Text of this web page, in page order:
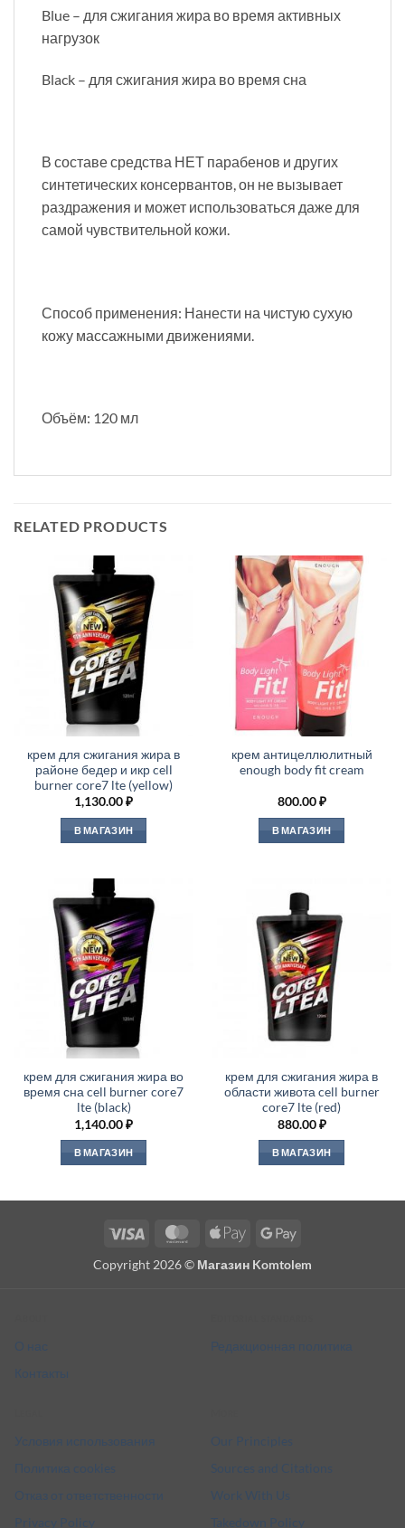
Blue – для сжигания жира во время активных
нагрузок
Black – для сжигания жира во время сна
В составе средства НЕТ парабенов и других
синтетических консервантов, он не вызывает
раздражения и может использоваться даже для
самой чувствительной кожи.
Способ применения: Нанести на чистую сухую
кожу массажными движениями.
Объём: 120 мл
RELATED PRODUCTS
крем для сжигания жира в
районе бедер и икр cell
burner core7 lte (yellow)
1,130.00₽
В МАГАЗИН
крем антицеллюлитный
enough body fit cream
800.00₽
В МАГАЗИН
крем для сжигания жира во
время сна cell burner core7
lte (black)
1,140.00₽
В МАГАЗИН
крем для сжигания жира в
области живота cell burner
core7 lte (red)
880.00₽
В МАГАЗИН
Visa MasterCardApple
Google
Copyright 2026 © Магазин Komtolem
О нас
Контакты
Редакционная политика
Условия использования
Политика cookies
Отказ от ответственности
Privacy Policy
Our Principles
Sources and Citations
Work With Us
Takedown Policy